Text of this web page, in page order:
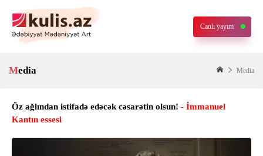
Canlı yayım
Media Media
Öz ağlından istifadə edəcək cəsarətin olsun! - İmmanuel
Kantın essesi